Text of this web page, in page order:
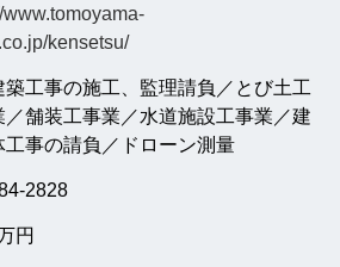
www.tomoyama-
kensetsu/
築工事の施工、監理請負／とび土工
／舗装工事業／水道施設工事業／建
工事の請負／ドローン測量
2828
円